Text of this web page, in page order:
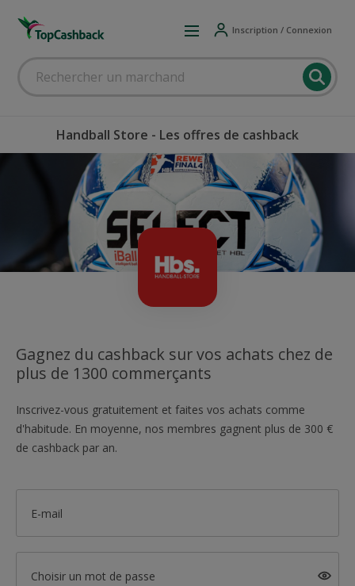
Inscription / Connexion
Handball Store - Les offres de cashback
Gagnez du cashback sur vos achats chez de
plus de 1300 commerçants
Inscrivez-vous gratuitement et faites vos achats comme
d'habitude. En moyenne, nos membres gagnent plus de 300 €
de cashback par an.
E-mail
Choisir un mot de passe